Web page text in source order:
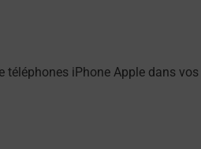
iPhone Apple dans